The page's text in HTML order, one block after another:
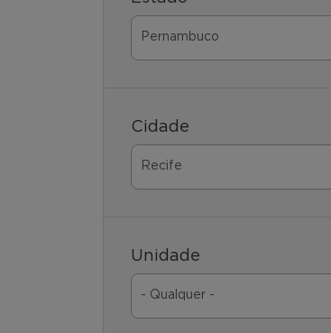
Cidade
Unidade